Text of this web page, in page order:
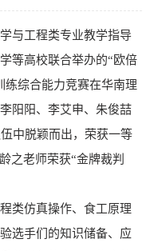
与工程类专业教学指导
等高校联合举办的“欧倍
练综合能力竞赛在华南理
阳阳、李艾申、朱俊喆
中脱颖而出，荣获一等
之老师荣获“金牌裁判
类仿真操作、食工原理
选手们的知识储备、应